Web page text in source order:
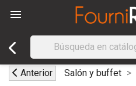

Anterior Salón y buffet